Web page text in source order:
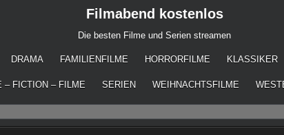
Filmabend kostenlos
Die besten Filme und Serien streamen
DRAMA FAMILIENFILME HORRORFILME KLASSIKER
– FICTION – FILME SERIEN WEIHNACHTSFILME